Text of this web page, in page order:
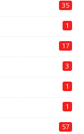
35
1
17
3
1
1
57